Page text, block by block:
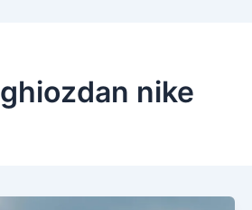
ghiozdan nike